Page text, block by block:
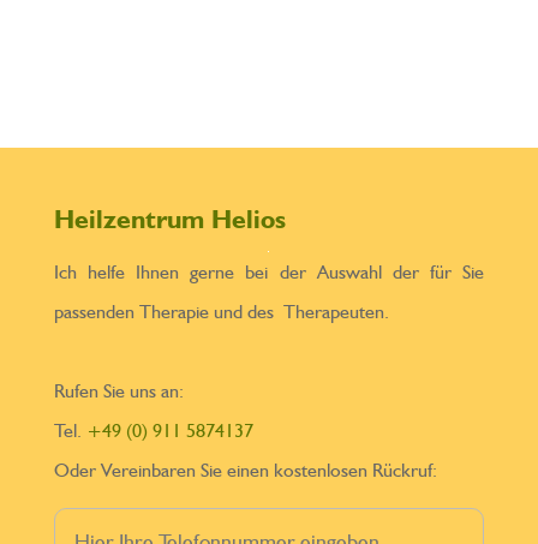
Heilzentrum Helios
Ich helfe Ihnen gerne bei der Auswahl der für Sie
passenden Therapie und des Therapeuten.
Rufen Sie uns an:
Tel. +49 (0) 911 5874137
Oder Vereinbaren Sie einen kostenlosen Rückruf: